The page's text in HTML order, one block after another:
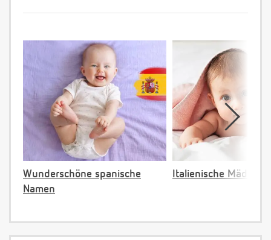
Wunderschöne spanische
Namen
Italienische